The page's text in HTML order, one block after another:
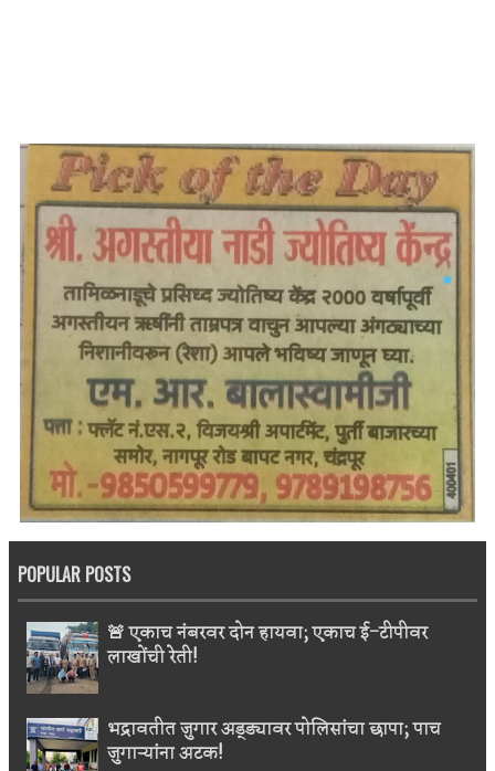
POPULAR POSTS
🚨 एकाच नंबरवर दोन हायवा; एकाच ई-टीपीवर
लाखोंची रेती!
भद्रावतीत जुगार अड्ड्यावर पोलिसांचा छापा; पाच
जुगाऱ्यांना अटक!